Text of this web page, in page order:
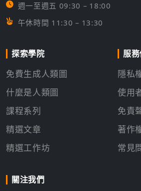
週一至週五 09:30 – 18:00
午休時間 11:30 – 13:30
探索學院
免費生成人類圖
什麼是人類圖
課程系列
精選文章
精選工作坊
服
隱私
使用
免責
著作
常見
關注我們